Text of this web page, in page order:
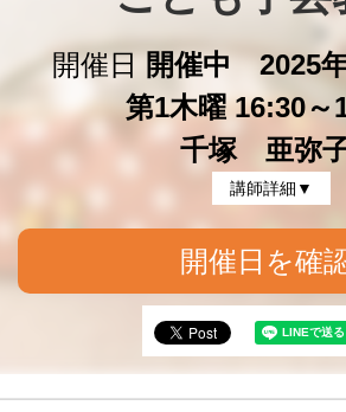
開催日
開催中 2025
第1木曜 16:30～
千塚 亜弥
講師詳細▼
開催日を確